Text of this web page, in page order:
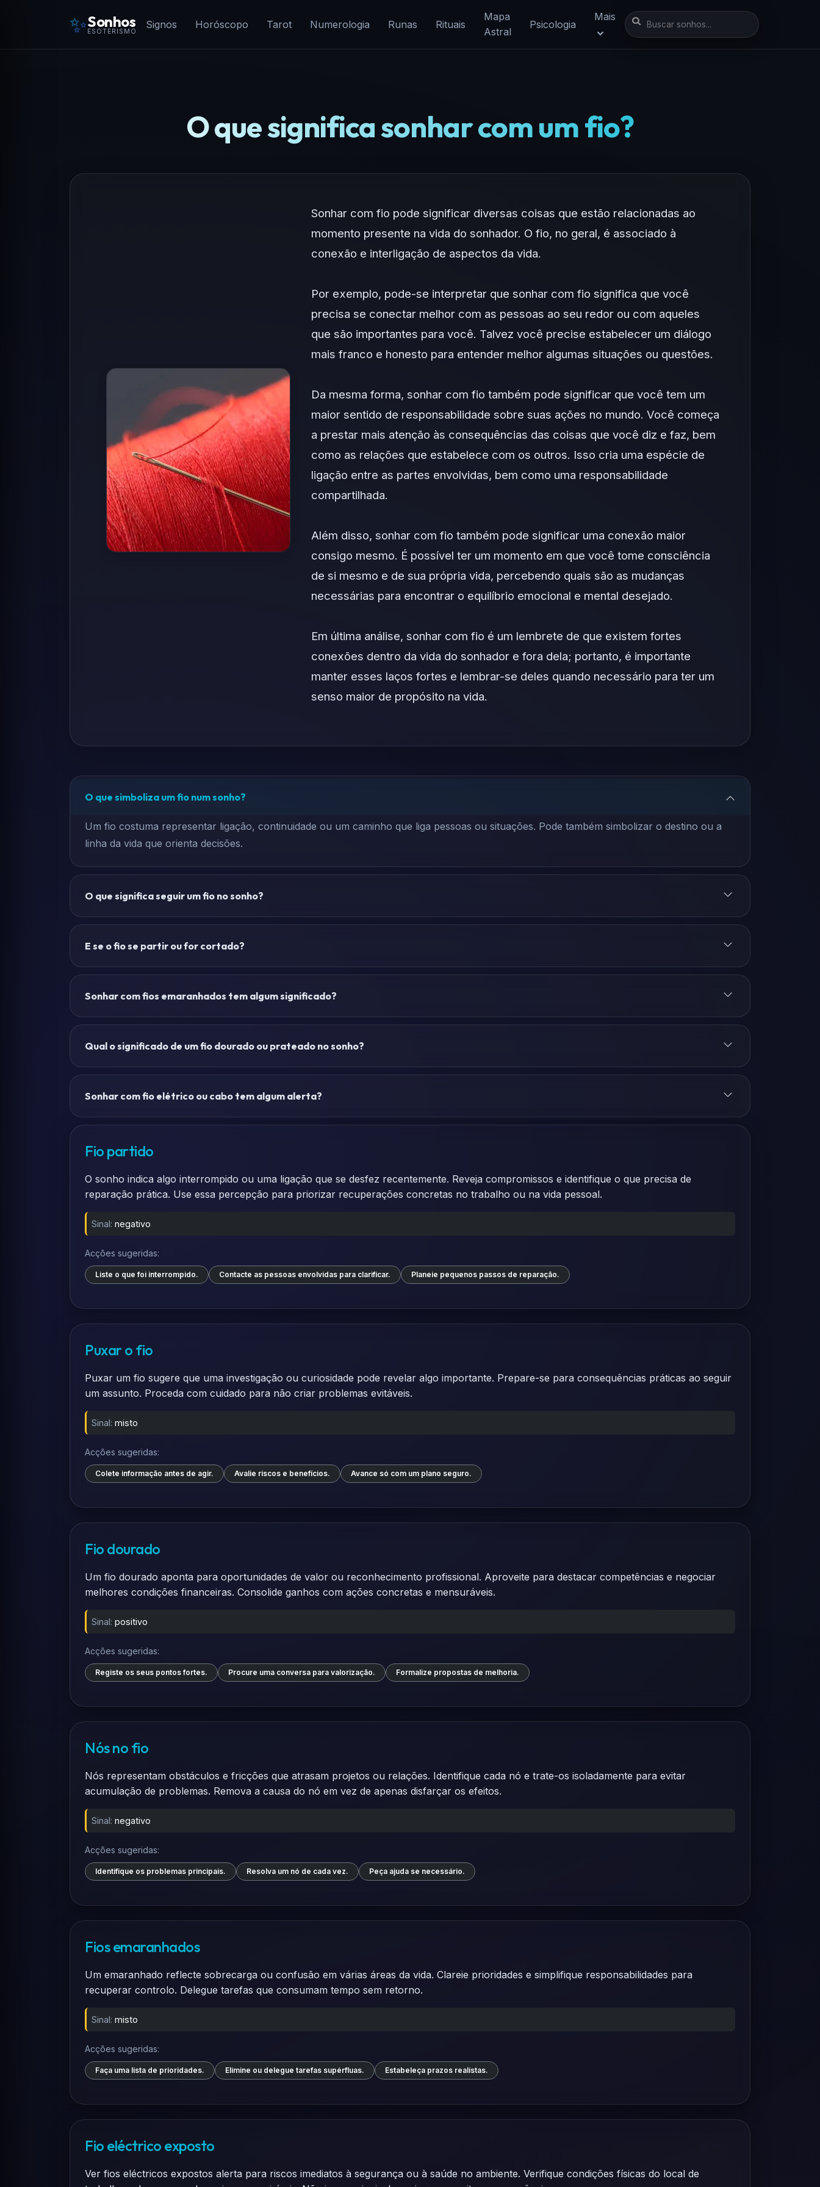
✨Sonhos
ESOTERISMO
Signos Horóscopo Tarot Numerologia Runas Rituais
Mapa
Astral
Psicologia
Mais
O que significa sonhar com um fio?
Sonhar com fio pode significar diversas coisas que estão relacionadas ao
momento presente na vida do sonhador. O fio, no geral, é associado à
conexão e interligação de aspectos da vida.
Por exemplo, pode-se interpretar que sonhar com fio significa que você
precisa se conectar melhor com as pessoas ao seu redor ou com aqueles
que são importantes para você. Talvez você precise estabelecer um diálogo
mais franco e honesto para entender melhor algumas situações ou questões.
Da mesma forma, sonhar com fio também pode significar que você tem um
maior sentido de responsabilidade sobre suas ações no mundo. Você começa
a prestar mais atenção às consequências das coisas que você diz e faz, bem
como as relações que estabelece com os outros. Isso cria uma espécie de
ligação entre as partes envolvidas, bem como uma responsabilidade
compartilhada.
Além disso, sonhar com fio também pode significar uma conexão maior
consigo mesmo. É possível ter um momento em que você tome consciência
de si mesmo e de sua própria vida, percebendo quais são as mudanças
necessárias para encontrar o equilíbrio emocional e mental desejado.
Em última análise, sonhar com fio é um lembrete de que existem fortes
conexões dentro da vida do sonhador e fora dela; portanto, é importante
manter esses laços fortes e lembrar-se deles quando necessário para ter um
senso maior de propósito na vida.
O que simboliza um fio num sonho?
Um fio costuma representar ligação, continuidade ou um caminho que liga pessoas ou situações. Pode também simbolizar o destino ou a
linha da vida que orienta decisões.
O que significa seguir um fio no sonho?
E se o fio se partir ou for cortado?
Sonhar com fios emaranhados tem algum significado?
Qual o significado de um fio dourado ou prateado no sonho?
Sonhar com fio elétrico ou cabo tem algum alerta?
Fio partido
O sonho indica algo interrompido ou uma ligação que se desfez recentemente. Reveja compromissos e identifique o que precisa de
reparação prática. Use essa percepção para priorizar recuperações concretas no trabalho ou na vida pessoal.
Sinal: negativo
Acções sugeridas:
Liste o que foi interrompido. Contacte as pessoas envolvidas para clarificar. Planeie pequenos passos de reparação.
Puxar o fio
Puxar um fio sugere que uma investigação ou curiosidade pode revelar algo importante. Prepare-se para consequências práticas ao seguir
um assunto. Proceda com cuidado para não criar problemas evitáveis.
Sinal: misto
Acções sugeridas:
Colete informação antes de agir. Avalie riscos e benefícios. Avance só com um plano seguro.
Fio dourado
Um fio dourado aponta para oportunidades de valor ou reconhecimento profissional. Aproveite para destacar competências e negociar
melhores condições financeiras. Consolide ganhos com ações concretas e mensuráveis.
Sinal: positivo
Acções sugeridas:
Registe os seus pontos fortes. Procure uma conversa para valorização. Formalize propostas de melhoria.
Nós no fio
Nós representam obstáculos e fricções que atrasam projetos ou relações. Identifique cada nó e trate-os isoladamente para evitar
acumulação de problemas. Remova a causa do nó em vez de apenas disfarçar os efeitos.
Sinal: negativo
Acções sugeridas:
Identifique os problemas principais. Resolva um nó de cada vez. Peça ajuda se necessário.
Fios emaranhados
Um emaranhado reflecte sobrecarga ou confusão em várias áreas da vida. Clareie prioridades e simplifique responsabilidades para
recuperar controlo. Delegue tarefas que consumam tempo sem retorno.
Sinal: misto
Acções sugeridas:
Faça uma lista de prioridades. Elimine ou delegue tarefas supérfluas. Estabeleça prazos realistas.
Fio eléctrico exposto
Ver fios eléctricos expostos alerta para riscos imediatos à segurança ou à saúde no ambiente. Verifique condições físicas do local de